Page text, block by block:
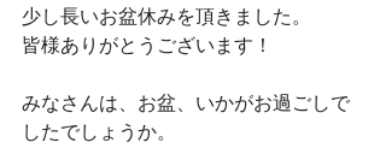
少し長いお盆休みを頂きました。
皆様ありがとうございます！
みなさんは、お盆、いかがお過ごしで
したでしょうか。